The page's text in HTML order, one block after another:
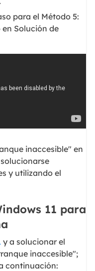
para el Método 5:
Solución de
inaccesible" en
y utilizando el
11 para
y a solucionar el
inaccesible";
continuación: